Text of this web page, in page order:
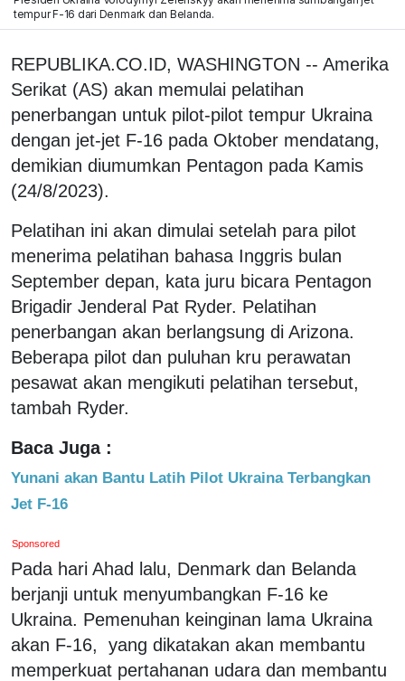
tempur F-16 dari Denmark dan Belanda.
REPUBLIKA.CO.ID, WASHINGTON -- Amerika
Serikat (AS) akan memulai pelatihan
penerbangan untuk pilot-pilot tempur Ukraina
dengan jet-jet F-16 pada Oktober mendatang,
demikian diumumkan Pentagon pada Kamis
(24/8/2023).
Pelatihan ini akan dimulai setelah para pilot
menerima pelatihan bahasa Inggris bulan
September depan, kata juru bicara Pentagon
Brigadir Jenderal Pat Ryder. Pelatihan
penerbangan akan berlangsung di Arizona.
Beberapa pilot dan puluhan kru perawatan
pesawat akan mengikuti pelatihan tersebut,
tambah Ryder.
Baca Juga :
Yunani akan Bantu Latih Pilot Ukraina Terbangkan
Jet F-16
Sponsored
Pada hari Ahad lalu, Denmark dan Belanda
berjanji untuk menyumbangkan F-16 ke
Ukraina. Pemenuhan keinginan lama Ukraina
akan F-16, yang dikatakan akan membantu
memperkuat pertahanan udara dan membantu